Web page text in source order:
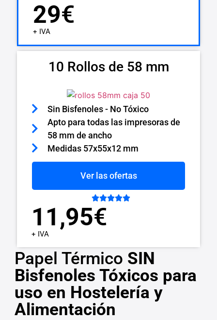
29€
+ IVA
10 Rollos de 58 mm
Sin Bisfenoles - No Tóxico
Apto para todas las impresoras de
58 mm de ancho
Medidas 57x55x12 mm
Ver las ofertas

11,95€
+ IVA
Papel Térmico SIN
Bisfenoles Tóxicos para
uso en Hostelería y
Alimentación